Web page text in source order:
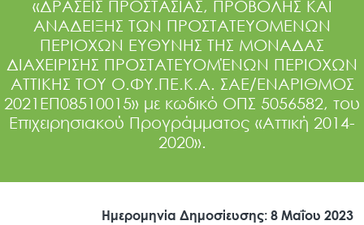
«ΔΡΑΣΕΙΣ ΠΡΟΣΤΑΣΙΑΣ, ΠΡΟΒΟΛΗΣ ΚΑΙ
ΑΝΑΔΕΙΞΗΣ ΤΩΝ ΠΡΟΣΤΑΤΕΥΟΜΕΝΩΝ
ΠΕΡΙΟΧΩΝ ΕΥΘΥΝΗΣ ΤΗΣ ΜΟΝΑΔΑΣ
ΔΙΑΧΕΙΡΙΣΗΣ ΠΡΟΣΤΑΤΕΥΟΜΈΝΩΝ ΠΕΡΙΟΧΩΝ
ΑΤΤΙΚΗΣ ΤΟΥ Ο.ΦΥ.ΠΕ.Κ.Α. ΣΑΕ/ΕΝΑΡΙΘΜΟΣ
2021ΕΠ08510015» με κωδικό ΟΠΣ 5056582, του
Επιχειρησιακού Προγράμματος «Αττική 2014-
2020».
Ημερομηνία Δημοσίευσης: 8 Μαΐου 2023